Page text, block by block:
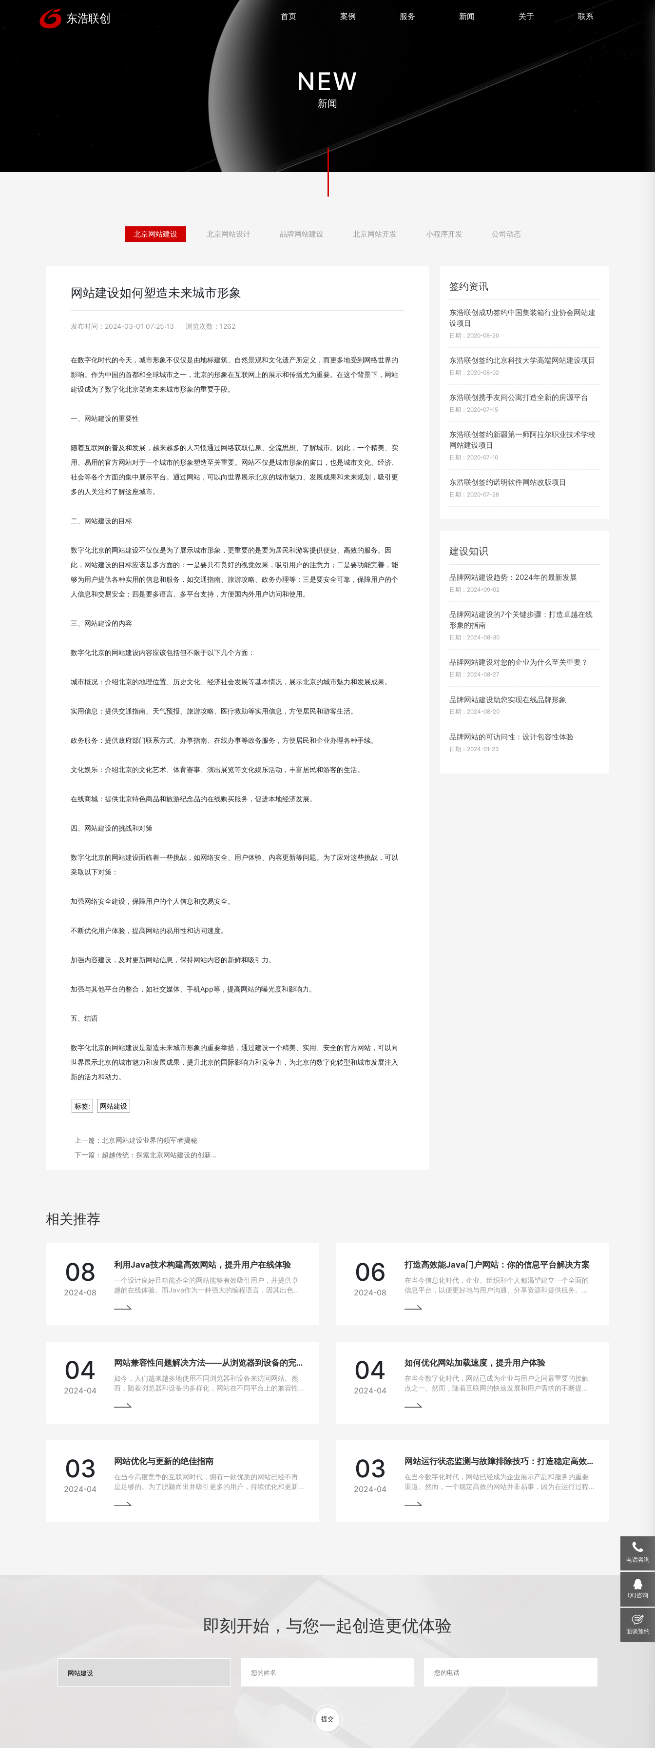
首页 案例 服务 新闻 关于 联系
NEW
新闻
北京网站建设 北京网站设计 品牌网站建设 北京网站开发 小程序开发 公司动态
网站建设如何塑造未来城市形象
发布时间：2024-03-01 07:25:13 浏览次数：1262
在数字化时代的今天，城市形象不仅仅是由地标建筑、自然景观和文化遗产所定义，而更多地受到网络世界的
影响。作为中国的首都和全球城市之一，北京的形象在互联网上的展示和传播尤为重要。在这个背景下，网站
建设成为了数字化北京塑造未来城市形象的重要手段。
一、网站建设的重要性
随着互联网的普及和发展，越来越多的人习惯通过网络获取信息、交流思想、了解城市。因此，一个精美、实
用、易用的官方网站对于一个城市的形象塑造至关重要。网站不仅是城市形象的窗口，也是城市文化、经济、
社会等各个方面的集中展示平台。通过网站，可以向世界展示北京的城市魅力、发展成果和未来规划，吸引更
多的人关注和了解这座城市。
二、网站建设的目标
数字化北京的网站建设不仅仅是为了展示城市形象，更重要的是要为居民和游客提供便捷、高效的服务。因
此，网站建设的目标应该是多方面的：一是要具有良好的视觉效果，吸引用户的注意力；二是要功能完善，能
够为用户提供各种实用的信息和服务，如交通指南、旅游攻略、政务办理等；三是要安全可靠，保障用户的个
人信息和交易安全；四是要多语言、多平台支持，方便国内外用户访问和使用。
三、网站建设的内容
数字化北京的网站建设内容应该包括但不限于以下几个方面：
城市概况：介绍北京的地理位置、历史文化、经济社会发展等基本情况，展示北京的城市魅力和发展成果。
实用信息：提供交通指南、天气预报、旅游攻略、医疗救助等实用信息，方便居民和游客生活。
政务服务：提供政府部门联系方式、办事指南、在线办事等政务服务，方便居民和企业办理各种手续。
文化娱乐：介绍北京的文化艺术、体育赛事、演出展览等文化娱乐活动，丰富居民和游客的生活。
在线商城：提供北京特色商品和旅游纪念品的在线购买服务，促进本地经济发展。
四、网站建设的挑战和对策
数字化北京的网站建设面临着一些挑战，如网络安全、用户体验、内容更新等问题。为了应对这些挑战，可以
采取以下对策：
加强网络安全建设，保障用户的个人信息和交易安全。
不断优化用户体验，提高网站的易用性和访问速度。
加强内容建设，及时更新网站信息，保持网站内容的新鲜和吸引力。
加强与其他平台的整合，如社交媒体、手机App等，提高网站的曝光度和影响力。
五、结语
数字化北京的网站建设是塑造未来城市形象的重要举措，通过建设一个精美、实用、安全的官方网站，可以向
世界展示北京的城市魅力和发展成果，提升北京的国际影响力和竞争力，为北京的数字化转型和城市发展注入
新的活力和动力。
标签: 网站建设
上一篇：北京网站建设业界的领军者揭秘
下一篇： 超越传统：探索北京网站建设的创新…
签约资讯
东浩联创成功签约中国集装箱行业协会网站建
设项目
日期：2020-08-20
东浩联创签约北京科技大学高端网站建设项目
日期：2020-08-02
东浩联创携手友间公寓打造全新的房源平台
日期：2020-07-15
东浩联创签约新疆第一师阿拉尔职业技术学校
网站建设项目
日期：2020-07-10
东浩联创签约诺明软件网站改版项目
日期：2020-07-28
建设知识
品牌网站建设趋势：2024年的最新发展
日期：2024-09-02
品牌网站建设的7个关键步骤：打造卓越在线
形象的指南
日期：2024-08-30
品牌网站建设对您的企业为什么至关重要？
日期：2024-08-27
品牌网站建设助您实现在线品牌形象
日期：2024-08-20
品牌网站的可访问性：设计包容性体验
日期：2024-01-23
相关推荐
08
2024-08
利用Java技术构建高效网站，提升用户在线体验
一个设计良好且功能齐全的网站能够有效吸引用户，并提供卓
越的在线体验。而Java作为一种强大的编程语言，因其出色的
06
2024-08
打造高效能Java门户网站：你的信息平台解决方案
在当今信息化时代，企业、组织和个人都渴望建立一个全面的
信息平台，以便更好地与用户沟通、分享资源和提供服务。
选技术之一。
04
2024-04
网站兼容性问题解决方法——从浏览器到设备的完美适配
如今，人们越来越多地使用不同浏览器和设备来访问网站。然
而，随着浏览器和设备的多样化，网站在不同平台上的兼容性
上都能有良好的使用体验，我们需要找到解决这些问题的方
04
2024-04
如何优化网站加载速度，提升用户体验
在当今数字化时代，网站已成为企业与用户之间最重要的接触
点之一。然而，随着互联网的快速发展和用户需求的不断提
说，如果一个网站的加载速度过慢，用户很可能会选择离开，
03
2024-04
网站优化与更新的绝佳指南
在当今高度竞争的互联网时代，拥有一款优质的网站已经不再
是足够的。为了脱颖而出并吸引更多的用户，持续优化和更新
优化与更新，以帮助您实现网站的最大化价值。阅读本文，您
03
2024-04
网站运行状态监测与故障排除技巧：打造稳定高效的在线平台
在当今数字化时代，网站已经成为企业展示产品和服务的重要
渠道。然而，一个稳定高效的网站并非易事，因为在运行过程
与故障排除的技巧，帮助网站管理员掌握关键要领，确保网站
即刻开始，与您一起创造更优体验
提交
电话咨询
QQ咨询
面谈预约